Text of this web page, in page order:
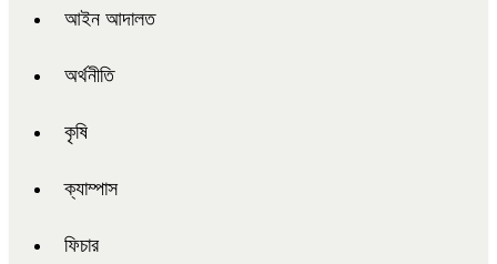
আইন আদালত
অর্থনীতি
কৃষি
ক্যাম্পাস
ফিচার